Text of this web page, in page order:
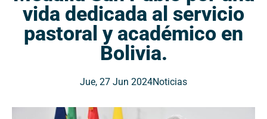
vida dedicada al servicio
pastoral y académico en
Bolivia.
Jue, 27 Jun 2024Noticias